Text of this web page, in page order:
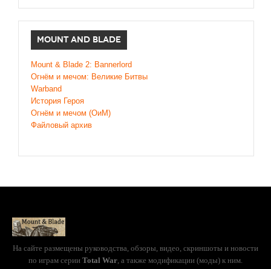
MOUNT AND BLADE
Mount & Blade 2: Bannerlord
Огнём и мечом: Великие Битвы
Warband
История Героя
Огнём и мечом (ОиМ)
Файловый архив
На сайте размещены руководства, обзоры, видео, скриншоты и новости
по играм серии Total War, а также модификации (моды) к ним.